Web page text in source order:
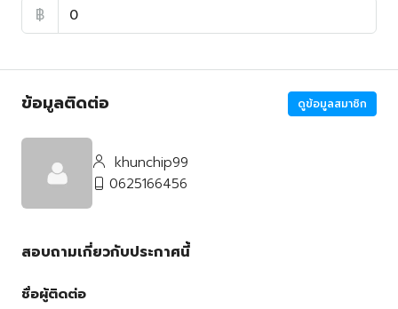
฿
ข้อมูลติดต่อ ดูข้อมูลสมาชิก
khunchip99
0625166456
สอบถามเกี่ยวกับประกาศนี้
ชื่อผู้ติดต่อ